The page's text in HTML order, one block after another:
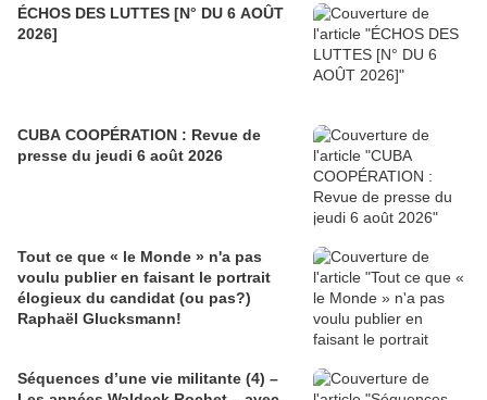
ÉCHOS DES LUTTES [N° DU 6 AOÛT
2026]
CUBA COOPÉRATION : Revue de
presse du jeudi 6 août 2026
Tout ce que « le Monde » n'a pas
voulu publier en faisant le portrait
élogieux du candidat (ou pas?)
Raphaël Glucksmann!
Séquences d’une vie militante (4) –